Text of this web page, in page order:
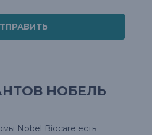
НОБЕЛЬ
Nobel Biocare есть